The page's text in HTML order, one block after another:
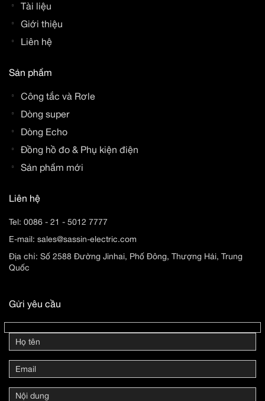
Tài liệu
Giới thiệu
Liên hệ
Sản phẩm
Công tắc và Rơle
Dòng super
Dòng Echo
Đồng hồ đo & Phụ kiện điện
Sản phẩm mới
Liên hệ
Tel: 0086 - 21 - 5012 7777
E-mail: sales@sassin-electric.com
Địa chỉ: Số 2588 Đường Jinhai, Phố Đông, Thượng Hải, Trung
Quốc
Gửi yêu cầu